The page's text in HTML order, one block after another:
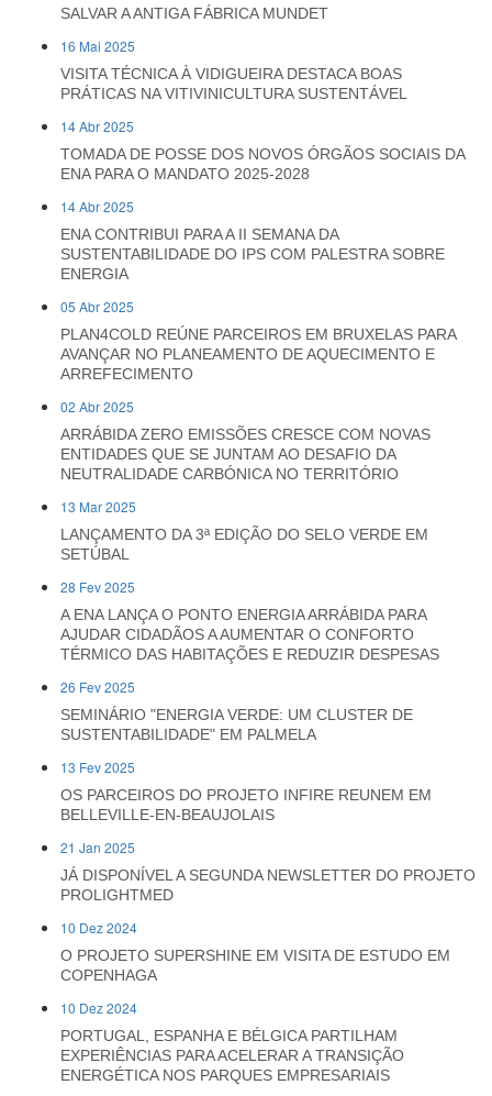
SALVAR A ANTIGA FÁBRICA MUNDET
16 Mai 2025
VISITA TÉCNICA À VIDIGUEIRA DESTACA BOAS
PRÁTICAS NA VITIVINICULTURA SUSTENTÁVEL
14 Abr 2025
TOMADA DE POSSE DOS NOVOS ÓRGÃOS SOCIAIS DA
ENA PARA O MANDATO 2025-2028
14 Abr 2025
ENA CONTRIBUI PARA A II SEMANA DA
SUSTENTABILIDADE DO IPS COM PALESTRA SOBRE
ENERGIA
05 Abr 2025
PLAN4COLD REÚNE PARCEIROS EM BRUXELAS PARA
AVANÇAR NO PLANEAMENTO DE AQUECIMENTO E
ARREFECIMENTO
02 Abr 2025
ARRÁBIDA ZERO EMISSÕES CRESCE COM NOVAS
ENTIDADES QUE SE JUNTAM AO DESAFIO DA
NEUTRALIDADE CARBÓNICA NO TERRITÓRIO
13 Mar 2025
LANÇAMENTO DA 3ª EDIÇÃO DO SELO VERDE EM
SETÚBAL
28 Fev 2025
A ENA LANÇA O PONTO ENERGIA ARRÁBIDA PARA
AJUDAR CIDADÃOS A AUMENTAR O CONFORTO
TÉRMICO DAS HABITAÇÕES E REDUZIR DESPESAS
26 Fev 2025
SEMINÁRIO "ENERGIA VERDE: UM CLUSTER DE
SUSTENTABILIDADE" EM PALMELA
13 Fev 2025
OS PARCEIROS DO PROJETO INFIRE REUNEM EM
BELLEVILLE-EN-BEAUJOLAIS
21 Jan 2025
JÁ DISPONÍVEL A SEGUNDA NEWSLETTER DO PROJETO
PROLIGHTMED
10 Dez 2024
O PROJETO SUPERSHINE EM VISITA DE ESTUDO EM
COPENHAGA
10 Dez 2024
PORTUGAL, ESPANHA E BÉLGICA PARTILHAM
EXPERIÊNCIAS PARA ACELERAR A TRANSIÇÃO
ENERGÉTICA NOS PARQUES EMPRESARIAIS